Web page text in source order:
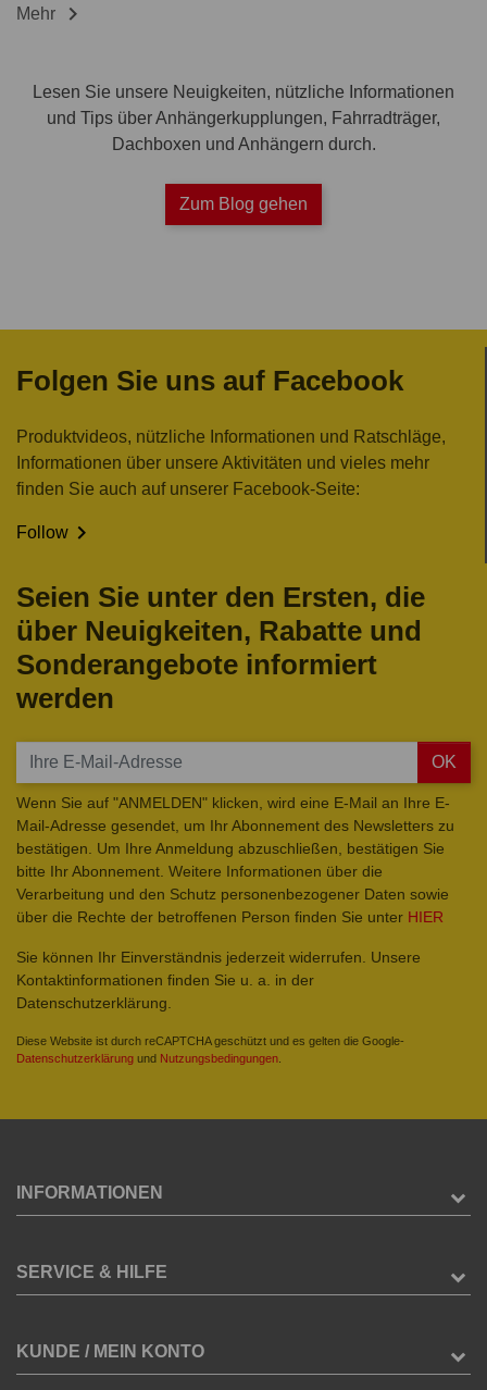
Mehr 
Lesen Sie unsere Neuigkeiten, nützliche Informationen
und Tips über Anhängerkupplungen, Fahrradträger,
Dachboxen und Anhängern durch.
Zum Blog gehen
Folgen Sie uns auf Facebook
Produktvideos, nützliche Informationen und Ratschläge,
Informationen über unsere Aktivitäten und vieles mehr
finden Sie auch auf unserer Facebook-Seite:
Follow 
Seien Sie unter den Ersten, die
über Neuigkeiten, Rabatte und
Sonderangebote informiert
werden
OK
Wenn Sie auf "ANMELDEN" klicken, wird eine E-Mail an Ihre E-
Mail-Adresse gesendet, um Ihr Abonnement des Newsletters zu
bestätigen. Um Ihre Anmeldung abzuschließen, bestätigen Sie
bitte Ihr Abonnement. Weitere Informationen über die
Verarbeitung und den Schutz personenbezogener Daten sowie
über die Rechte der betroffenen Person finden Sie unter HIER
Sie können Ihr Einverständnis jederzeit widerrufen. Unsere
Kontaktinformationen finden Sie u. a. in der
Datenschutzerklärung.
Diese Website ist durch reCAPTCHA geschützt und es gelten die Google-
Datenschutzerklärung und Nutzungsbedingungen
INFORMATIONEN
SERVICE & HILFE
KUNDE / MEIN KONTO